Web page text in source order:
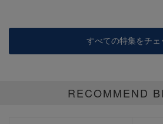
すべての特集をチェ
RECOMMEND